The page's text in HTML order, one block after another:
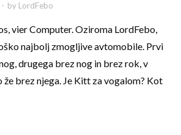
- by LordFebo
vier Computer. Oziroma LordFebo,
najbolj zmog­­ljive avtomobile. Prvi
drugega brez nog in brez rok, v
brez njega. Je Kitt za vogalom? Kot